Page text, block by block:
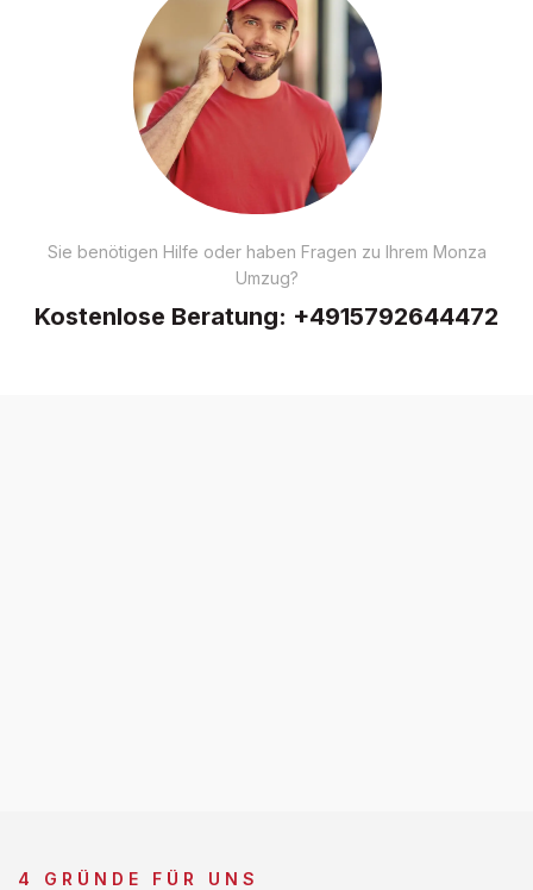
Sie benötigen Hilfe oder haben Fragen zu Ihrem Monza
Umzug?
Kostenlose Beratung: +4915792644472
4 GRÜNDE FÜR UNS